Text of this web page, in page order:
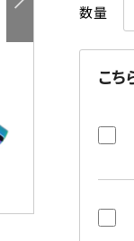
数量
こち